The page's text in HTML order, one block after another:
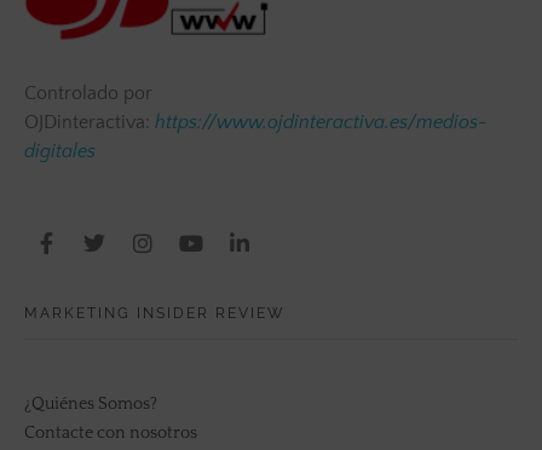
Controlado por
OJDinteractiva: https://www.ojdinteractiva.es/medios-
digitales
MARKETING INSIDER REVIEW
¿Quiénes Somos?
Contacte con nosotros